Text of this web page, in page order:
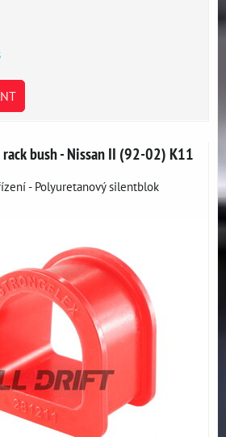
bush - Nissan II (92-02) K11
- Polyuretanový silentblok